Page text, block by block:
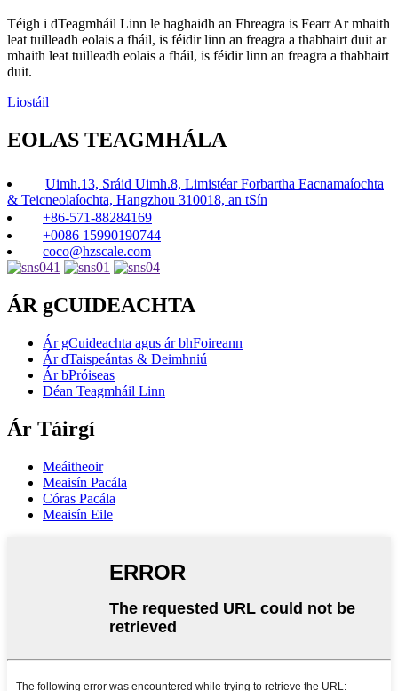
Téigh i dTeagmháil Linn le haghaidh an Fhreagra is Fearr Ar mhaith
leat tuilleadh eolais a fháil, is féidir linn an freagra a thabhairt duit ar
mhaith leat tuilleadh eolais a fháil, is féidir linn an freagra a thabhairt
duit.
Liostáil
EOLAS TEAGMHÁLA
Uimh.13, Sráid Uimh.8, Limistéar Forbartha Eacnamaíochta
& Teicneolaíochta, Hangzhou 310018, an tSín
+86-571-88284169
+0086 15990190744
coco@hzscale.com
ÁR gCUIDEACHTA
Ár gCuideachta agus ár bhFoireann
Ár dTaispeántas & Deimhniú
Ár bPróiseas
Déan Teagmháil Linn
Ár Táirgí
Meáitheoir
Meaisín Pacála
Córas Pacála
Meaisín Eile